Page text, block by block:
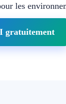
les
gratuitement